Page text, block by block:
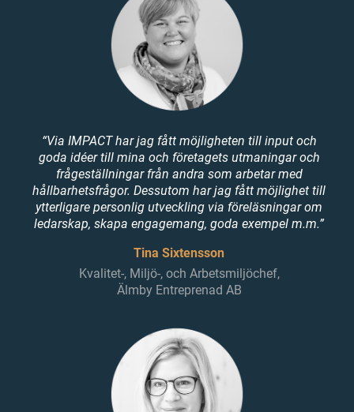
“Via IMPACT har jag fått möjligheten till input och
goda idéer till mina och företagets utmaningar och
frågeställningar från andra som arbetar med
hållbarhetsfrågor. Dessutom har jag fått möjlighet till
ytterligare personlig utveckling via föreläsningar om
ledarskap, skapa engagemang, goda exempel m.m.”
Tina Sixtensson
Kvalitet-, Miljö-, och Arbetsmiljöchef,
Älmby Entreprenad AB